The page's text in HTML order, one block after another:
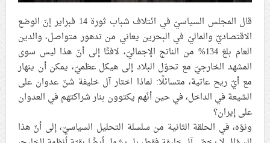
علماء البحرين: طلب الترخيص والإجازة من السلطة في
ممارسة الشعائر الحسينيّة هو في حقيقته محاربة لقضيّة
الإمام الحسين «ع»
لجنة مراسم الوداع والتشييع ومواراة الجثمان للإمام الشهيد
السيّد علي الحسيني الخامنئي تنشر تفاصيل التشييع في
إيران والعراق
قال المجلس السياسيّ في ائتلاف شباب ثورة 14 فبراير إنّ الوضع
الاقتصاديّ والماليّ في البحرين يعاني من تدهور متواصل، والدين
العام بلغ 134% من الناتج الإجماليّ، لافتًا إلى أنّ هذا ليس سوى
المشهد الخارجيّ مع تحوّل البلاد إلى هيكل عظميّ، يمكن أن ينهار
مع أيّ ريح عاتية، متسائلًا: لماذا اختار آل خليفة شنّ عدوان على
الشيعة في الداخل، في حين أنّهم يكتوون بنار شراكتهم في العدوان
على إيران؟
ونوّه، في الحلقة الثانية من سلسلة التحليل السياسيّ، إلى أنّ هذا